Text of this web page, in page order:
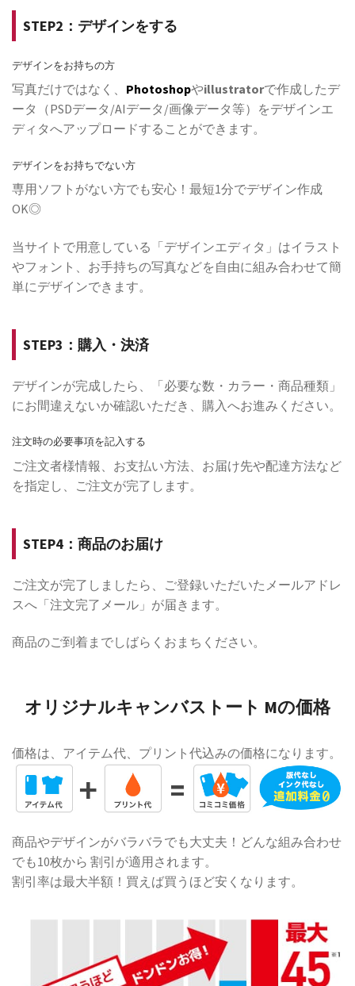
STEP2：デザインをする
デザインをお持ちの方
写真だけではなく、 Photoshopやillustratorで作成したデ
ータ（PSDデータ/AIデータ/画像データ等）をデザインエ
ディタへアップロードすることができます。
デザインをお持ちでない方
専用ソフトがない方でも安心！最短1分でデザイン作成
OK◎
当サイトで用意している「デザインエディタ」はイラスト
やフォント、お手持ちの写真などを自由に組み合わせて簡
単にデザインできます。
STEP3：購入・決済
デザインが完成したら、「必要な数・カラー・商品種類」
にお間違えないか確認いただき、購入へお進みください。
注文時の必要事項を記入する
ご注文者様情報、お支払い方法、お届け先や配達方法など
を指定し、ご注文が完了します。
STEP4：商品のお届け
ご注文が完了しましたら、ご登録いただいたメールアドレ
スへ「注文完了メール」が届きます。
商品のご到着までしばらくおまちください。
オリジナルキャンバストート Mの価格
価格は、アイテム代、プリント代込みの価格になります。
商品やデザインがバラバラでも大丈夫！どんな組み合わせ
でも10枚から 割引が適用されます。
割引率は最大半額！買えば買うほど安くなります。